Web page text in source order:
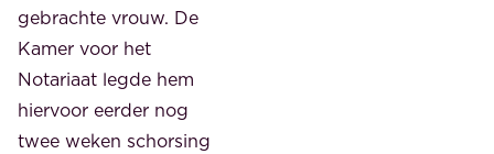
gebrachte vrouw. De
Kamer voor het
Notariaat legde hem
hiervoor eerder nog
twee weken schorsing